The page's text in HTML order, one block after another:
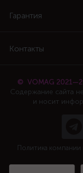
Гарантия
Контакты
© VOMAG
Содержание сайта
и носит
Политика